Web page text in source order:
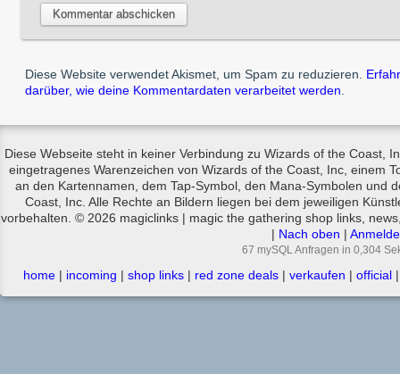
Diese Website verwendet Akismet, um Spam zu reduzieren.
darüber, wie deine Kommentardaten verarbeitet werden
Diese Webseite steht in keiner Verbindung zu Wizards of the Coast,
eingetragenes Warenzeichen von Wizards of the Coast, Inc, einem
an den Kartennamen, dem Tap-Symbol, den Mana-Symbolen und
Coast, Inc. Alle Rechte an Bildern liegen bei dem jeweiligen
vorbehalten. © 2026 magiclinks | magic the gathering shop links,
| Nach oben |
67 mySQL Anfragen in 0,304
home | incoming | shop links | red zone deals | verkaufen | official